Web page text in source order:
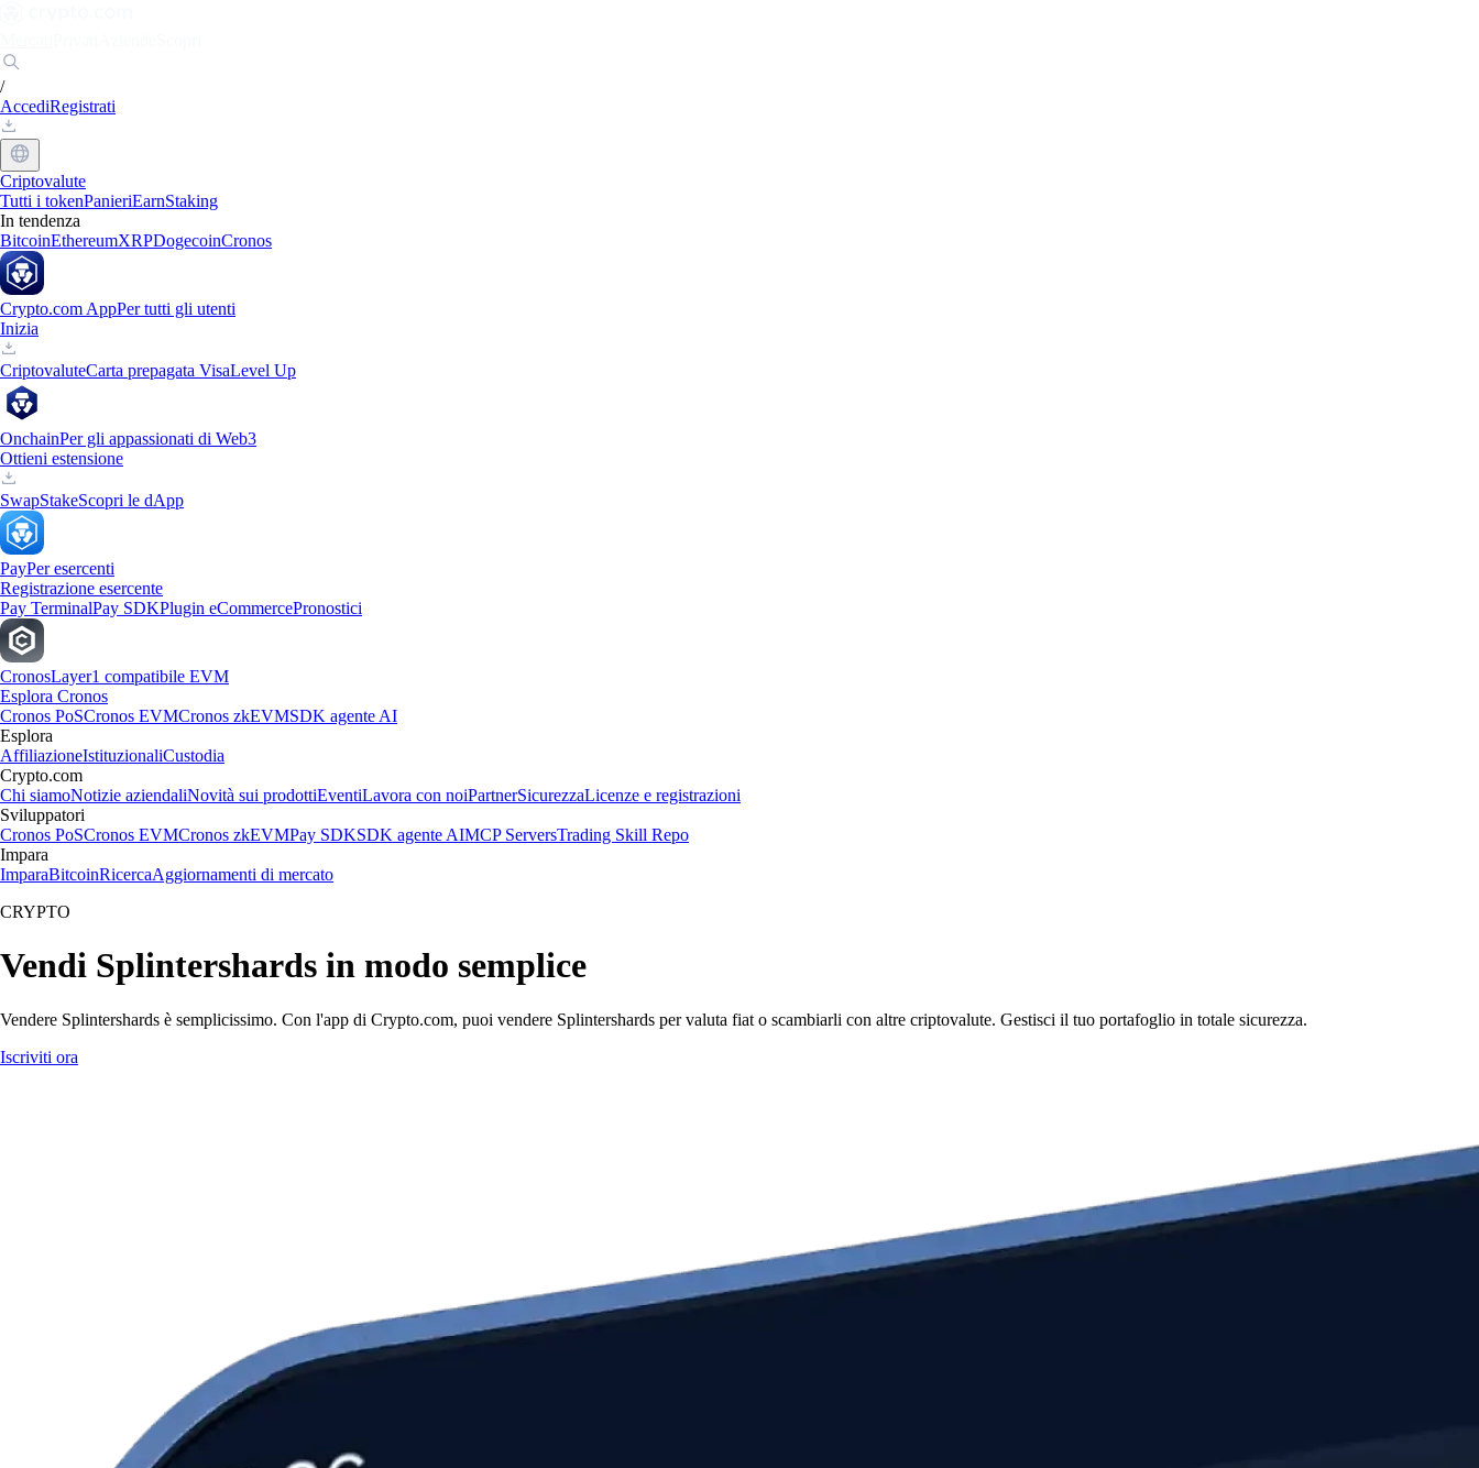
/
AccediRegistrati
Criptovalute
Tutti i tokenPanieriEarnStaking
In tendenza
BitcoinEthereumXRPDogecoinCronos
Crypto.com AppPer tutti gli utenti
Inizia
CriptovaluteCarta prepagata VisaLevel Up
OnchainPer gli appassionati di Web3
Ottieni estensione
SwapStakeScopri le dApp
PayPer esercenti
Registrazione esercente
Pay TerminalPay SDKPlugin eCommercePronostici
CronosLayer1 compatibile EVM
Esplora Cronos
Cronos PoSCronos EVMCronos zkEVMSDK agente AI
Esplora
AffiliazioneIstituzionaliCustodia
Crypto.com
Chi siamoNotizie aziendaliNovità sui prodottiEventiLavora con noiPartnerSicurezzaLicenze e registrazioni
Sviluppatori
Cronos PoSCronos EVMCronos zkEVMPay SDKSDK agente AIMCP ServersTrading Skill Repo
Impara
ImparaBitcoinRicercaAggiornamenti di mercato
CRYPTO
Vendi Splintershards in modo semplice
Vendere Splintershards è semplicissimo. Con l'app di Crypto.com, puoi vendere Splintershards per valuta fiat o scambiarli con altre criptovalute. Gestisci il tuo portafoglio in totale sicurezza.
Iscriviti ora